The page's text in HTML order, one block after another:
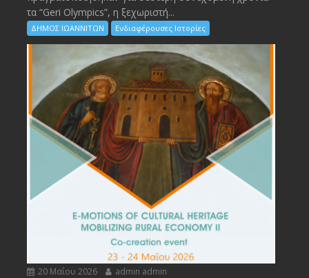
τα “Geri Olympics”, η ξεχωριστή...
ΔΗΜΟΣ ΙΩΑΝΝΙΤΩΝ Ενδιαφέρουσες Ιστορίες
20 Μαΐου 2026 admin admin